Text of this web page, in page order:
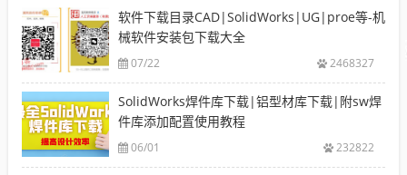
软件下载目录CAD|SolidWorks|UG|proe等-机
械软件安装包下载大全
07/22 2468327
SolidWorks焊件库下载|铝型材库下载|附sw焊
件库添加配置使用教程
06/01 232822